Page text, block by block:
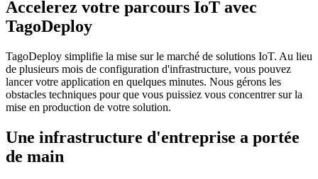
Accelerez votre parcours IoT avec
TagoDeploy
TagoDeploy simplifie la mise sur le marché de solutions IoT. Au lieu
de plusieurs mois de configuration d'infrastructure, vous pouvez
lancer votre application en quelques minutes. Nous gérons les
obstacles techniques pour que vous puissiez vous concentrer sur la
mise en production de votre solution.
Une infrastructure d'entreprise a portée
de main